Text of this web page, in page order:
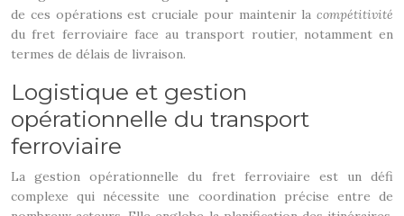
de ces opérations est cruciale pour maintenir la compétitivité
du fret ferroviaire face au transport routier, notamment en
termes de délais de livraison.
Logistique et gestion
opérationnelle du transport
ferroviaire
La gestion opérationnelle du fret ferroviaire est un défi
complexe qui nécessite une coordination précise entre de